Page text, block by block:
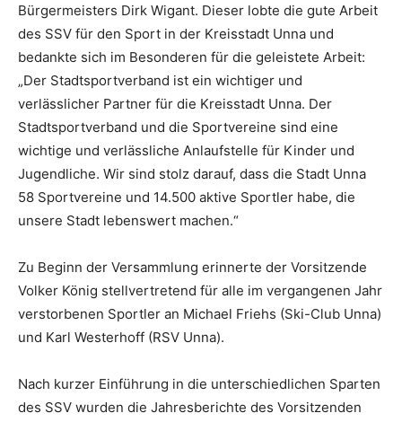
Bürgermeisters Dirk Wigant. Dieser lobte die gute Arbeit
des SSV für den Sport in der Kreisstadt Unna und
bedankte sich im Besonderen für die geleistete Arbeit:
„Der Stadtsportverband ist ein wichtiger und
verlässlicher Partner für die Kreisstadt Unna. Der
Stadtsportverband und die Sportvereine sind eine
wichtige und verlässliche Anlaufstelle für Kinder und
Jugendliche. Wir sind stolz darauf, dass die Stadt Unna
58 Sportvereine und 14.500 aktive Sportler habe, die
unsere Stadt lebenswert machen.“
Zu Beginn der Versammlung erinnerte der Vorsitzende
Volker König stellvertretend für alle im vergangenen Jahr
verstorbenen Sportler an Michael Friehs (Ski-Club Unna)
und Karl Westerhoff (RSV Unna).
Nach kurzer Einführung in die unterschiedlichen Sparten
des SSV wurden die Jahresberichte des Vorsitzenden